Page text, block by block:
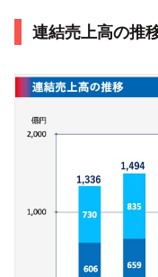
連結売上高の推